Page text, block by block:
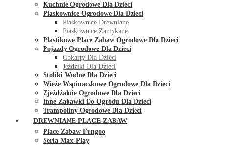
Kuchnie Ogrodowe Dla Dzieci
Piaskownice Ogrodowe Dla Dzieci
Piaskownice Drewniane
Piaskownice Zamykane
Plastikowe Place Zabaw Ogrodowe Dla Dzieci
Pojazdy Ogrodowe Dla Dzieci
Gokarty Dla Dzieci
Jeździki Dla Dzieci
Stoliki Wodne Dla Dzieci
Wieże Wspinaczkowe Ogrodowe Dla Dzieci
Zjeżdżalnie Ogrodowe Dla Dzieci
Inne Zabawki Do Ogrodu Dla Dzieci
Trampoliny Ogrodowe Dla Dzieci
DREWNIANE PLACE ZABAW
Place Zabaw Fungoo
Seria Max-Play